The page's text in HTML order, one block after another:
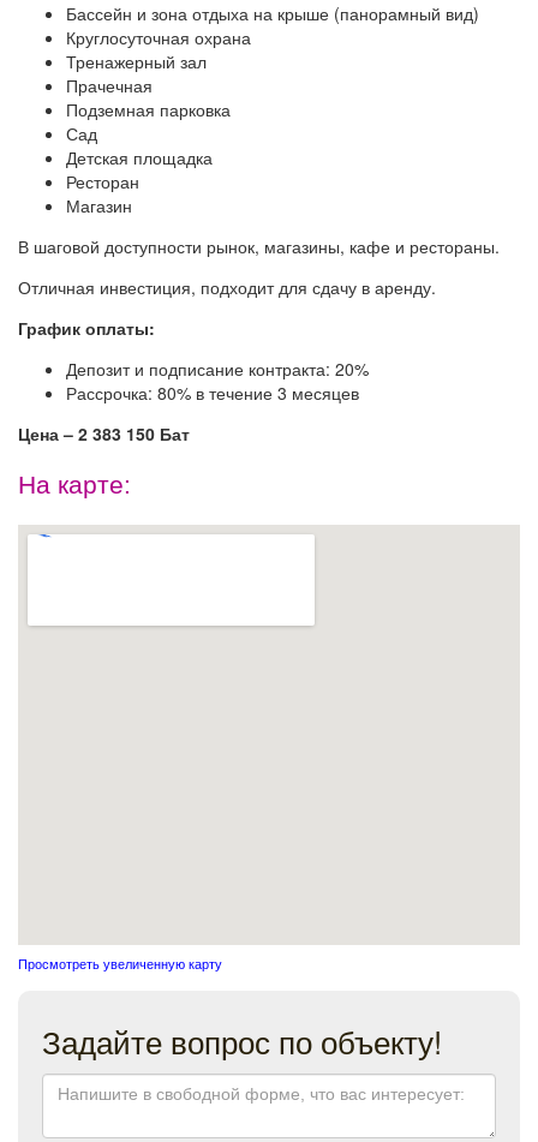
Бассейн и зона отдыха на крыше (панорамный вид)
Круглосуточная охрана
Тренажерный зал
Прачечная
Подземная парковка
Сад
Детская площадка
Ресторан
Магазин
В шаговой доступности рынок, магазины, кафе и рестораны.
Отличная инвестиция, подходит для сдачу в аренду.
График оплаты:
Депозит и подписание контракта: 20%
Рассрочка: 80% в течение 3 месяцев
Цена – 2 383 150 Бат
На карте:
Просмотреть увеличенную карту
Задайте вопрос по объекту!